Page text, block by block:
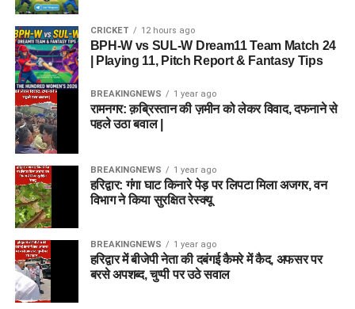
CRICKET 12 hours ago
BPH-W vs SUL-W Dream11 Team Match 24
| Playing 11, Pitch Report & Fantasy Tips
BREAKINGNEWS 1 year ago
रामनगर: क़ब्रिस्तान की ज़मीन को लेकर विवाद, दफनाने से
पहले उठा बवाल |
BREAKINGNEWS 1 year ago
हरिद्वार: गंगा घाट किनारे पेड़ पर लिपटा मिला अजगर, वन
विभाग ने किया सुरक्षित रेस्क्यू
BREAKINGNEWS 1 year ago
हरिद्वार में बीजेपी नेता की दबंगई कैमरे में कैद, अफसर पर
बरसे अपशब्द, चुप्पी पर उठे सवाल